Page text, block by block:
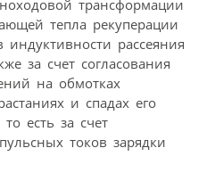
трансформации
тепла рекуперации
рассеяния
за счет согласования
на обмотках
и спадах его
есть за счет
токов зарядки